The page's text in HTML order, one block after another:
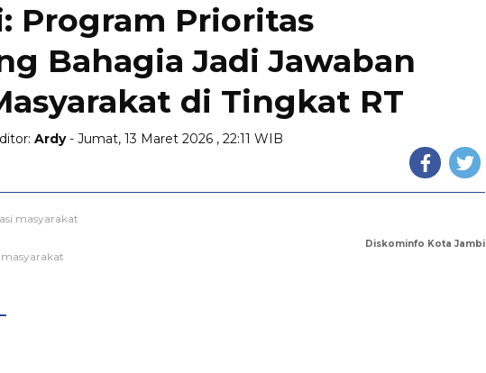
Program Prioritas
Bahagia Jadi Jawaban
di Tingkat RT
Ardy- Jumat, 13 Maret 2026 , 22:11 WIB
Diskominfo Kota Jambi
masyarakat